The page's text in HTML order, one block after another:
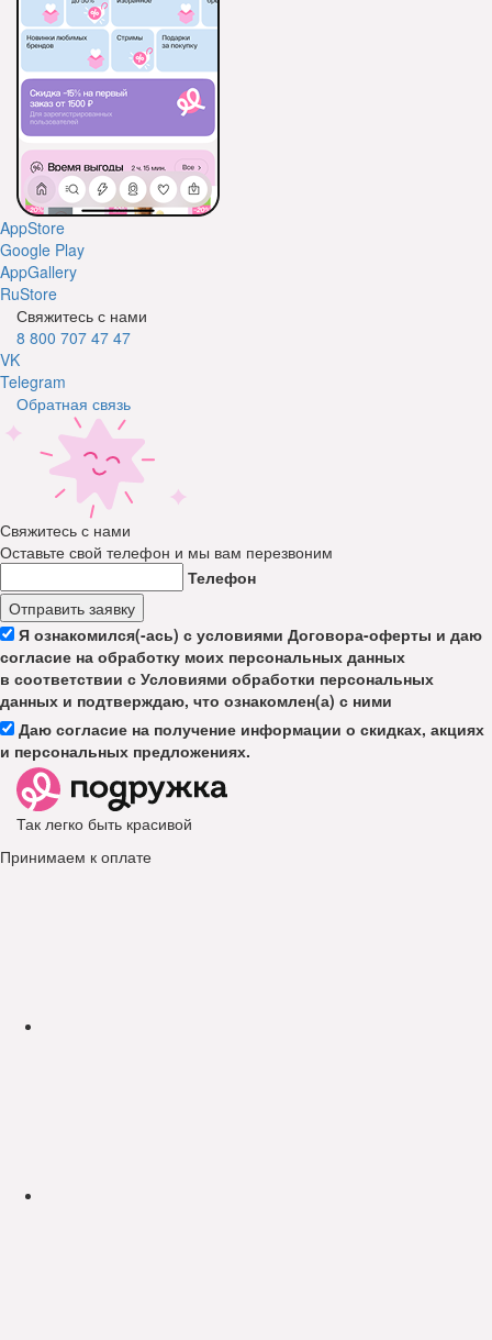
AppStore
Google Play
AppGallery
RuStore
Свяжитесь с нами
8 800 707 47 47
VK
Telegram
Обратная связь
Свяжитесь с нами
Оставьте свой телефон и мы вам перезвоним
Телефон
Отправить заявку
Я ознакомился(-ась) с условиями Договора-оферты и даю
согласие на обработку моих персональных данных
в соответствии с Условиями обработки персональных
данных и подтверждаю, что ознакомлен(а) с ними
Даю согласие на получение информации о скидках, акциях
и персональных предложениях.
Так легко быть красивой
Принимаем к оплате